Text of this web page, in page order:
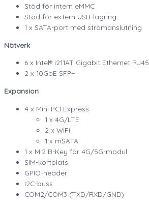
Stöd för intern eMMC
Stöd för extern USB-lagring
1 x SATA-port med strömanslutning
Nätverk
6 x Intel® i211AT Gigabit Ethernet RJ45
2 x 10GbE SFP+
Expansion
4 x Mini PCI Express
1 x 4G/LTE
2 x WiFi
1 x mSATA
1 x M.2 B-Key för 4G/5G-modul
SIM-kortplats
GPIO-header
I2C-buss
COM2/COM3 (TXD/RXD/GND)